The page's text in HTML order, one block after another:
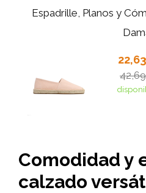
Espadrille, Planos y
Comodidad y
calzado